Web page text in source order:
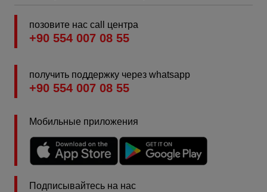
позовите нас call центра
+90 554 007 08 55
получить поддержку через whatsapp
+90 554 007 08 55
Мобильные приложения
Подписывайтесь на нас